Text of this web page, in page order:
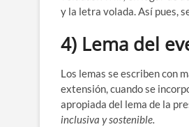
y la letra volada. Así pues,
4) Lema del
Los lemas se escriben con
extensión, cuando se
apropiada del lema de la
inclusiva y sostenible.